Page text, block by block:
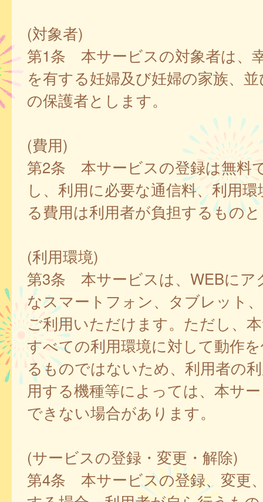
(対象者)
第1条 本サービスの対象者は、
を有する妊婦及び妊婦の家族、
の保護者とします。
(費用)
第2条 本サービスの登録は無料
し、利用に必要な通信料、利用
る費用は利用者が負担するもの
(利用環境)
第3条 本サービスは、WEBにア
なスマートフォン、タブレット
ご利用いただけます。ただし、
すべての利用環境に対して動作
るものではないため、利用者の
用する機種等によっては、本サ
できない場合があります。
(サービスの登録・変更・解除)
第4条 本サービスの登録、変更